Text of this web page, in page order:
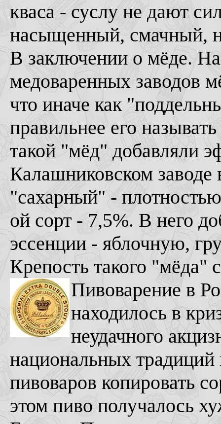
кваса - суслу не дают
насыщенный, смачный,
В заключении о мёде.
медоваренных заводов
что иначе как
правильнее его
такой "мёд" добавляли
Калашниковском заводе
"сахарный" -
ой сорт - 7,5%. В него
эссенции - яблочную,
Крепость такого "мёда"
Пивоварение в
находилось в
неудачного
национальных традиций
пивоваров копировать
этом пиво получалось